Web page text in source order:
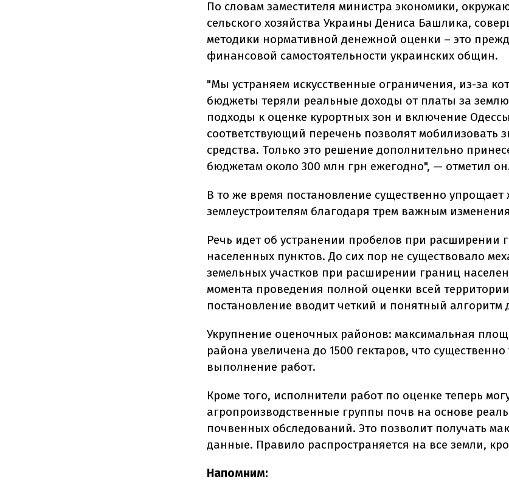
По словам заместителя министра экономики,
сельского хозяйства Украины Дениса Башлика,
методики нормативной денежной оценки – это
финансовой самостоятельности украинских общин.
"Мы устраняем искусственные ограничения, из-за
бюджеты теряли реальные доходы от платы за
подходы к оценке курортных зон и включение
соответствующий перечень позволят мобилизовать
средства. Только это решение дополнительно
бюджетам около 300 млн грн ежегодно", — отметил
В то же время постановление существенно упрощает
землеустроителям благодаря трем важным
Речь идет об устранении пробелов при расширении
населенных пунктов. До сих пор не существовало
земельных участков при расширении границ
момента проведения полной оценки всей
постановление вводит четкий и понятный алгоритм
Укрупнение оценочных районов: максимальная
района увеличена до 1500 гектаров, что существенно
выполнение работ.
Кроме того, исполнители работ по оценке теперь
агропроизводственные группы почв на основе
почвенных обследований. Это позволит получать
данные. Правило распространяется на все земли,
Напомним: